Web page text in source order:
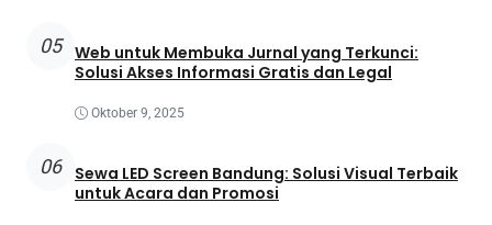
05 Web untuk Membuka Jurnal yang Terkunci:
Solusi Akses Informasi Gratis dan Legal
Oktober 9, 2025
06
Sewa LED Screen Bandung: Solusi Visual Terbaik
untuk Acara dan Promosi